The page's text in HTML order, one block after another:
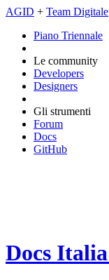
AGID + Team Digitale
Piano Triennale
Le community
Developers
Designers
Gli strumenti
Forum
Docs
GitHub
Docs Italia